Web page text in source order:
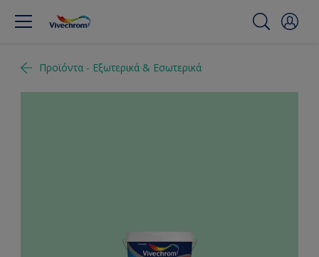
Προϊόντα - Εξωτερικά & Εσωτερικά